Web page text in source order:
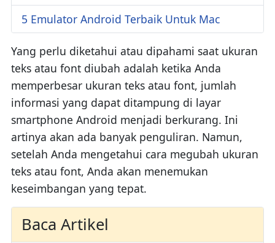
5 Emulator Android Terbaik Untuk Mac
Yang perlu diketahui atau dipahami saat ukuran
teks atau font diubah adalah ketika Anda
memperbesar ukuran teks atau font, jumlah
informasi yang dapat ditampung di layar
smartphone Android menjadi berkurang. Ini
artinya akan ada banyak penguliran. Namun,
setelah Anda mengetahui cara megubah ukuran
teks atau font, Anda akan menemukan
keseimbangan yang tepat.
Baca Artikel